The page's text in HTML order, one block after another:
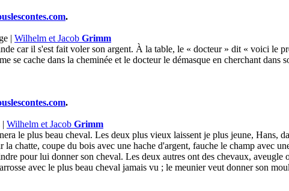
.
| Wilhelm et Jacob Grimm
car il s'est fait voler son argent. À la table, le « docteur » dit « voici le
se cache dans la cheminée et le docteur le démasque en cherchant
.
Wilhelm et Jacob Grimm
le plus beau cheval. Les deux plus vieux laissent je plus jeune, Hans,
chatte, coupe du bois avec une hache d'argent, fauche le champ avec
pour lui donner son cheval. Les deux autres ont des chevaux,
avec le plus beau cheval jamais vu ; le meunier veut donner son